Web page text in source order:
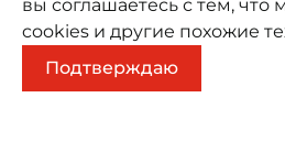
Продукция
Каталог Корзина
вы соглашаетесь с тем, что
cookies и другие похожие
Подтверждаю